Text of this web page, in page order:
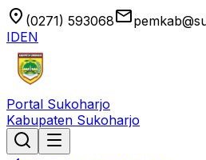
location_on (0271) 593068email
IDEN
Portal Sukoharjo
Kabupaten Sukoharjo